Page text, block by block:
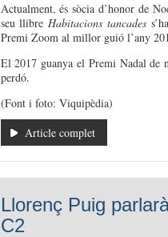
Actualment, és sòcia d’honor de
seu llibreHabitacions tancades
Premi Zoom al millor guió l’any
El 2017 guanya el Premi Nadal de
perdó.
(Font i foto: Viquipèdia)
Article complet
Llorenç Puig
C2